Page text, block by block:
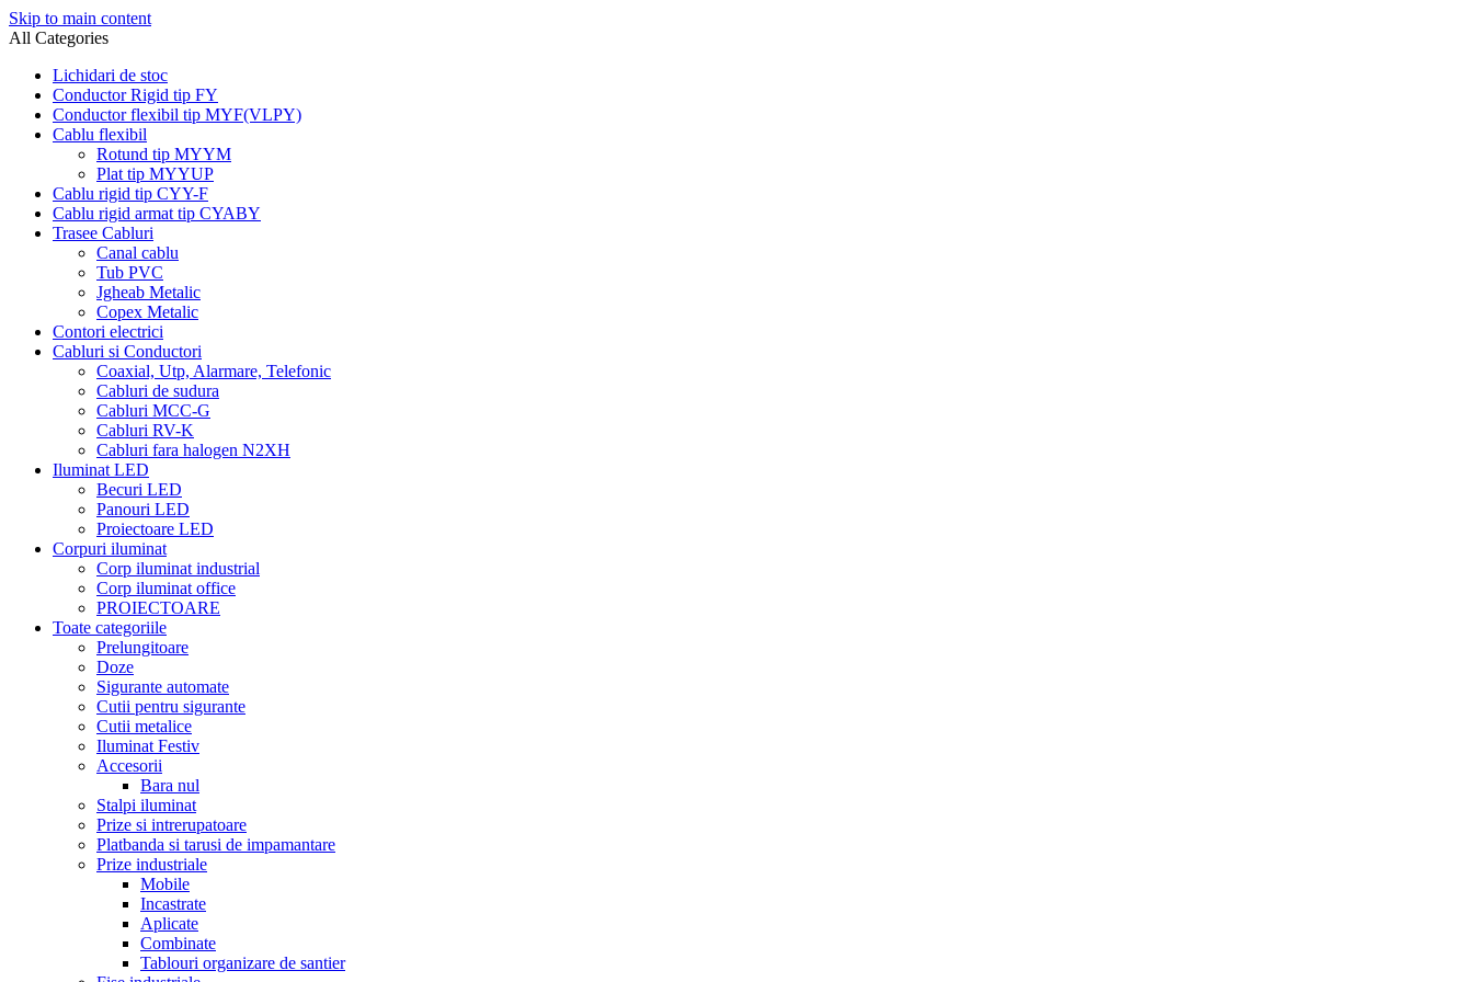
Skip to main content
All Categories
Lichidari de stoc
Conductor Rigid tip FY
Conductor flexibil tip MYF(VLPY)
Cablu flexibil
Rotund tip MYYM
Plat tip MYYUP
Cablu rigid tip CYY-F
Cablu rigid armat tip CYABY
Trasee Cabluri
Canal cablu
Tub PVC
Jgheab Metalic
Copex Metalic
Contori electrici
Cabluri si Conductori
Coaxial, Utp, Alarmare, Telefonic
Cabluri de sudura
Cabluri MCC-G
Cabluri RV-K
Cabluri fara halogen N2XH
Iluminat LED
Becuri LED
Panouri LED
Proiectoare LED
Corpuri iluminat
Corp iluminat industrial
Corp iluminat office
PROIECTOARE
Toate categoriile
Prelungitoare
Doze
Sigurante automate
Cutii pentru sigurante
Cutii metalice
Iluminat Festiv
Accesorii
Bara nul
Stalpi iluminat
Prize si intrerupatoare
Platbanda si tarusi de impamantare
Prize industriale
Mobile
Incastrate
Aplicate
Combinate
Tablouri organizare de santier